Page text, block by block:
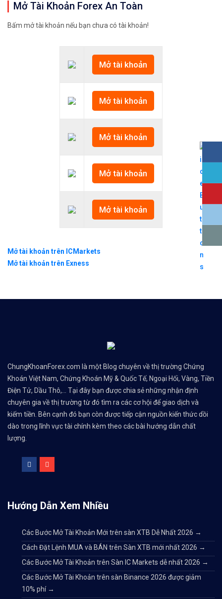
Mở Tài Khoản Forex An Toàn
Bấm mở tài khoản nếu bạn chưa có tài khoản!
Mở tài khoản
Mở tài khoản
Mở tài khoản
Mở tài khoản
Mở tài khoản
Mở tài khoản trên ICMarkets
Mở tài khoản trên Exness
ChungKhoanForex.com là một Blog chuyên về thị trường Chứng
Khoán Việt Nam, Chứng Khoán Mỹ & Quốc Tế, Ngoại Hối, Vàng, Tiền
Điện Tử, Dầu Thô,... Tại đây bạn được chia sẻ những nhận định
chuyên gia về thị trường từ đó tìm ra các cơ hội để giao dịch và
kiếm tiền. Bên cạnh đó bạn còn được tiếp cận nguồn kiến thức dồi
dào trong lĩnh vực tài chính kèm theo các bài hướng dẫn chất
lượng.
Hướng Dẫn Xem Nhiều
Các Bước Mở Tài Khoản Mới trên sàn XTB Dễ Nhất 2026 →
Cách Đặt Lệnh MUA và BÁN trên Sàn XTB mới nhất 2026 →
Các Bước Mở Tài Khoản trên Sàn IC Markets dễ nhất 2026 →
Các Bước Mở Tài Khoản trên sàn Binance 2026 được giảm
10% phí →